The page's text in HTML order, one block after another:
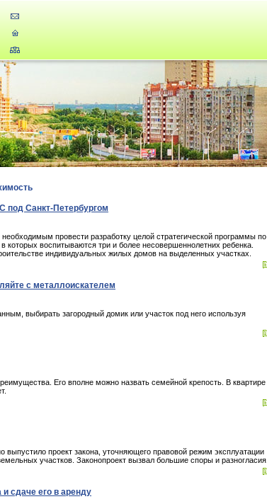
под Санкт-Петербургом
провести разработку целой стратегической программы по
воспитываются три и более несовершеннолетних ребенка.
индивидуальных жилых домов на выделенных участках.
с металлоискателем
выбирать загородный домик или участок под него используя
Его вполне можно назвать семейной крепость. В квартире
выпустило проект закона, уточняющего правовой режим эксплуатации
участков. Законопроект вызвал большие споры и разногласия.
сдаче его в аренду